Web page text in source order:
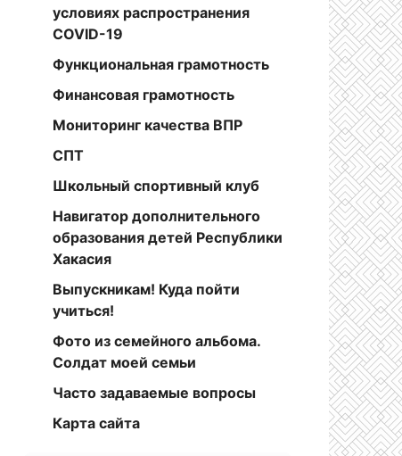
условиях распространения
COVID-19
Функциональная грамотность
Финансовая грамотность
Мониторинг качества ВПР
СПТ
Школьный спортивный клуб
Навигатор дополнительного
образования детей Республики
Хакасия
Выпускникам! Куда пойти
учиться!
Фото из семейного альбома.
Солдат моей семьи
Часто задаваемые вопросы
Карта сайта